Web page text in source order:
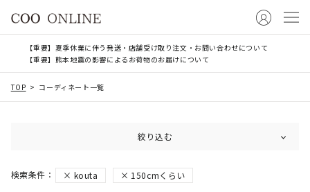
【重要】夏季休業に伴う発送・店舗受け取り注文・お問い合わせについて
【重要】熊本地震の影響によるお荷物のお届けについて
TOP コーディネート一覧
絞り込む
kouta 150cmくらい